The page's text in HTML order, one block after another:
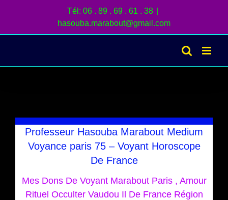
contenu
Tél: 06 . 89 . 69 . 61 . 38
hasouba.marabout@gmail.com
Professeur Hasouba Marabout Medium
Voyance paris 75 – Voyant Horoscope
De France
Mes Dons De Voyant Marabout Paris , Amour
Rituel Occulter Vaudou Il De France Région